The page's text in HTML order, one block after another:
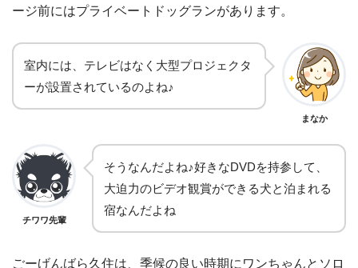
ージ前にはプライベートドッグランがあります。
室内には、テレビはなく大型プロジェクタ
ーが設置されているのよね♪
まなか
チワワ先輩
そうなんだよね♪好きなDVDを持参して、
大迫力のビデオ観賞ができる犬と泊まれる
宿なんだよね
ごーげんばら久住は、季候の良い時期にワンちゃんとソロ